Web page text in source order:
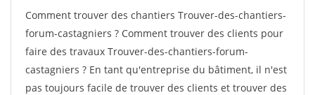
Comment trouver des chantiers Trouver-des-chantiers-
forum-castagniers ? Comment trouver des clients pour
faire des travaux Trouver-des-chantiers-forum-
castagniers ? En tant qu'entreprise du bâtiment, il n'est
pas toujours facile de trouver des clients et trouver des